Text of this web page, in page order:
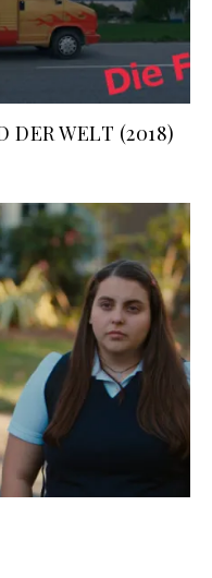
DER WELT (2018)